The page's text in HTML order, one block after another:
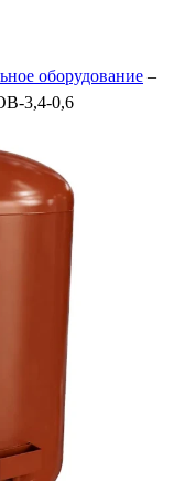
оборудование –
3,4-0,6